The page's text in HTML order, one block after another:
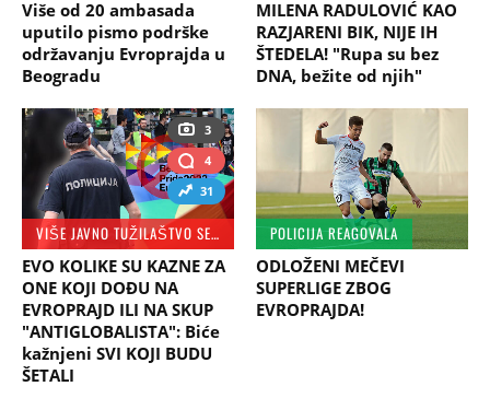
Više od 20 ambasada
uputilo pismo podrške
održavanju Evroprajda u
Beogradu
MILENA RADULOVIĆ KAO
RAZJARENI BIK, NIJE IH
ŠTEDELA! "Rupa su bez
DNA, bežite od njih"
3
4
31
VIŠE JAVNO TUŽILAŠTVO SE OGLASILO
EVO KOLIKE SU KAZNE ZA
ONE KOJI DOĐU NA
EVROPRAJD ILI NA SKUP
"ANTIGLOBALISTA": Biće
kažnjeni SVI KOJI BUDU
ŠETALI
POLICIJA REAGOVALA
ODLOŽENI MEČEVI
SUPERLIGE ZBOG
EVROPRAJDA!